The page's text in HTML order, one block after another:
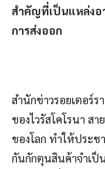
สำคัญที่เป็นแหล่งอ
การส่งออก
สำนักข่าวรอยเตอร์ร
ของไวรัสโคโรนา
ของโลก ทำให้ประ
กันกักตุนสินค้าจำเป็